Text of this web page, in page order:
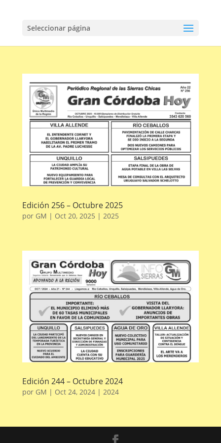
Seleccionar página
Edición 256 – Octubre 2025
por GM | Oct 20, 2025 | 2025
Edición 244 – Octubre 2024
por GM | Oct 24, 2024| 2024